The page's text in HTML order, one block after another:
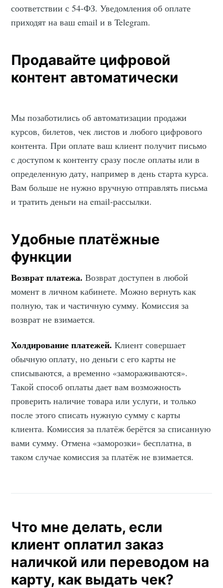
соответствии с 54‑ФЗ. Уведомления об оплате
приходят на ваш email и в Telegram.
Продавайте цифровой
контент автоматически
Мы позаботились об автоматизации продажи
курсов, билетов, чек листов и любого цифрового
контента. При оплате ваш клиент получит письмо
с доступом к контенту сразу после оплаты или в
определенную дату, например в день старта курса.
Вам больше не нужно вручную отправлять письма
и тратить деньги на email-рассылки.
Удобные платёжные
функции
Возврат платежа. Возврат доступен в любой
момент в личном кабинете. Можно вернуть как
полную, так и частичную сумму. Комиссия за
возврат не взимается.
Холдирование платежей. Клиент совершает
обычную оплату, но деньги с его карты не
списываются, а временно «замораживаются».
Такой способ оплаты дает вам возможность
проверить наличие товара или услуги, и только
после этого списать нужную сумму с карты
клиента. Комиссия за платёж берётся за списанную
вами сумму. Отмена «заморозки» бесплатна, в
таком случае комиссия за платёж не взимается.
Что мне делать, если
клиент оплатил заказ
наличкой или переводом на
карту, как выдать чек?